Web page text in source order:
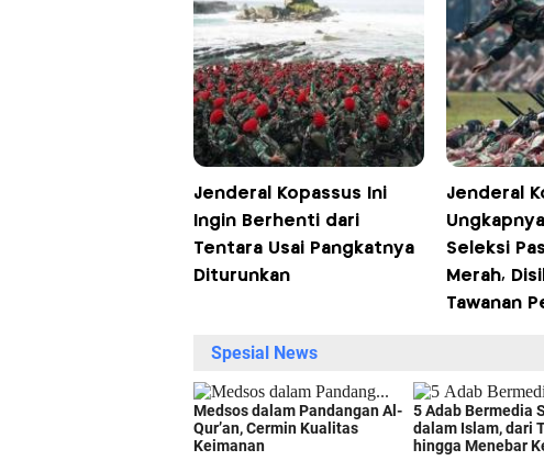
Jenderal Kopassus Ini
Ingin Berhenti dari
Tentara Usai Pangkatnya
Diturunkan
Jenderal
Seleksi
Merah,
Tawanan